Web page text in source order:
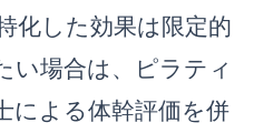
化した効果は限定的
い場合は、ピラティ
による体幹評価を併